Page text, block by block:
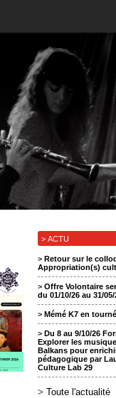
> ACTU
> Retour sur le
Appropriation(s)
> Offre Volontaire
du 01/10/26 au 31/05/
> Mémé K7 en
> Du 8 au 9/10/26
Explorer les
Balkans pour
pédagogique par
Culture Lab 29
> Toute l'actualité